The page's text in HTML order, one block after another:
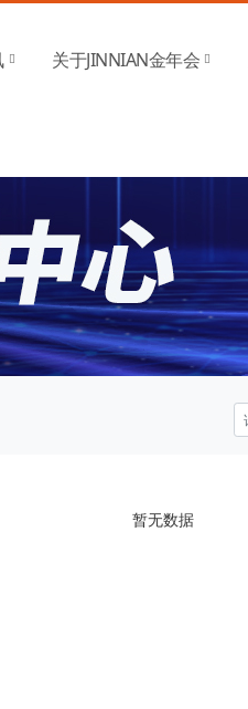
关于JINNIAN金年会
暂无数据